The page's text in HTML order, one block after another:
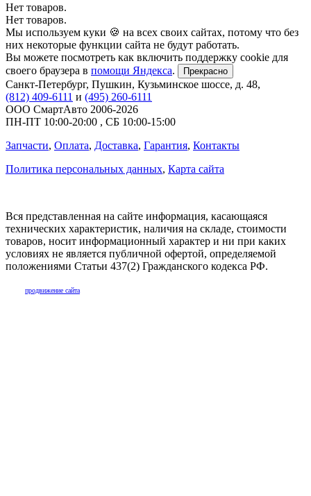
Нет товаров.
Нет товаров.
Мы используем куки 🍪 на всех своих сайтах, потому что без
них некоторые функции сайта не будут работать.
Вы можете посмотреть как включить поддержку cookie для
своего браузера в помощи Яндекса. Прекрасно
Санкт-Петербург, Пушкин, Кузьминское шоссе, д. 48,
(812) 409-6111 и (495) 260-6111
ООО СмартАвто 2006-2026
ПН-ПТ 10:00-20:00 , СБ 10:00-15:00
Запчасти, Оплата, Доставка, Гарантия, Контакты
Политика персональных данных, Карта сайта
Вся представленная на сайте информация, касающаяся
технических характеристик, наличия на складе, стоимости
товаров, носит информационный характер и ни при каких
условиях не является публичной офертой, определяемой
положениями Статьи 437(2) Гражданского кодекса РФ.
продвижение сайта